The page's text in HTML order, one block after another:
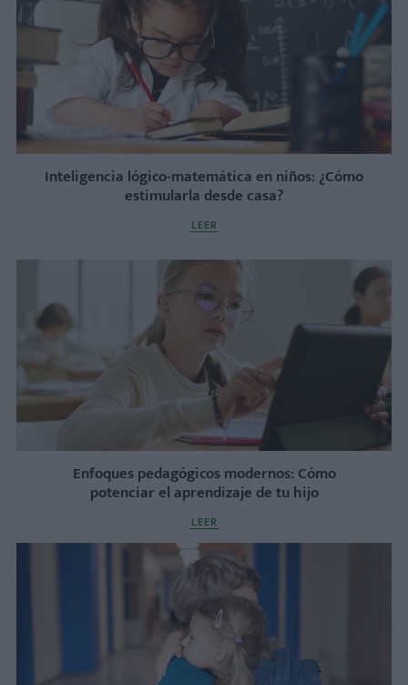
Inteligencia lógico-matemática en niños: ¿Cómo
estimularla desde casa?
LEER
Enfoques pedagógicos modernos: Cómo
potenciar el aprendizaje de tu hijo
LEER